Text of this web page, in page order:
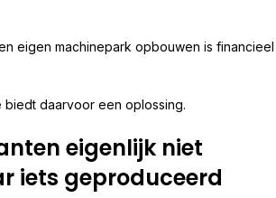
eigen machinepark opbouwen is financieel
daarvoor een oplossing.
eigenlijk niet
iets geproduceerd